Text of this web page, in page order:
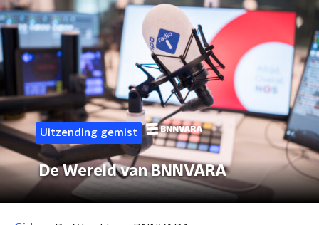
Uitzending gemist
De Wereld van BNNVARA